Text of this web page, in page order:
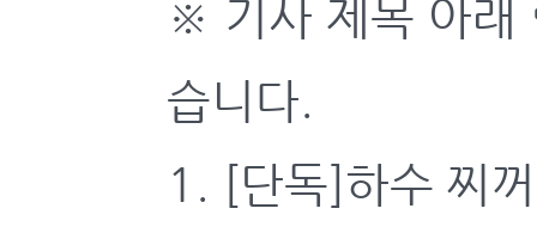
※ 기사 제목 아래
습니다.
1. [단독]하수 찌